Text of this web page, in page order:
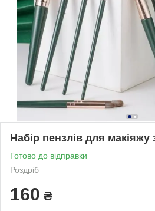
Набір пензлів для
Готово до відправки
Роздріб
160 ₴